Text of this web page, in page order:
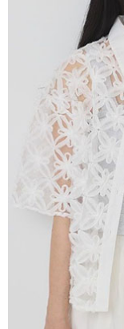
帳／街口支付／iPASS
1.本服務係由「台灣大
用戶於交易時，得透過
買賣價金債權讓與本公
2.基於同意付款使用「
資料（包含姓名、電話
由本公司與您本人進行
3.完整用戶服務條款，
結帳頁面，進行簡訊認
２．訂單成立數日內，
３．收到繳費通知簡訊
ATM／網路銀行／等多
※ 請注意：結帳手續完
購買商品的店家。未經
後付繳納相關費用。
※ 交易是否成功請以「
是否繳費成功／繳費後
客戶支援中心」https://
【注意事項】
１．透過由恩沛科技股
易，需依本服務之必要
權轉讓予恩沛科技股份
２．關於個人資料處理
https://aftee.tw/terms/
３．未成年的使用者請
「AFTEE先享後付」，
４．使用「AFTEE先享
時審查核予不同之上限
請求用戶進行身份認證。
每筆NT$60，滿
萊爾富取貨付款
每筆NT$60，滿
萊爾富純取貨
每筆NT$60，滿
7-11取貨付款
每筆NT$60，滿
7-11純取貨
每筆NT$60，滿
每筆NT$90，滿